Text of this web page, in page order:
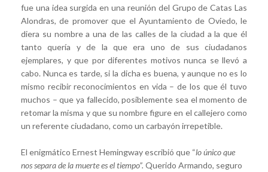
fue una idea surgida en una reunión del Grupo de Catas Las
Alondras, de promover que el Ayuntamiento de Oviedo, le
diera su nombre a una de las calles de la ciudad a la que él
tanto quería y de la que era uno de sus ciudadanos
ejemplares, y que por diferentes motivos nunca se llevó a
cabo. Nunca es tarde, si la dicha es buena, y aunque no es lo
mismo recibir reconocimientos en vida – de los que él tuvo
muchos – que ya fallecido, posiblemente sea el momento de
retomar la misma y que su nombre figure en el callejero como
un referente ciudadano, como un carbayón irrepetible.
El enigmático Ernest Hemingway escribió que “lo único que
nos separa de la muerte es el tiempo”. Querido Armando, seguro